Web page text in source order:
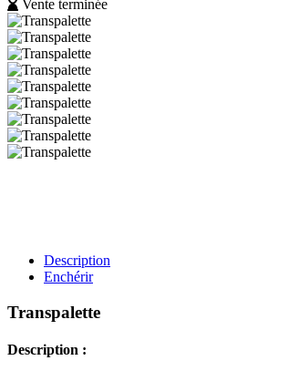
Vente terminée
Description
Enchérir
Transpalette
Description :